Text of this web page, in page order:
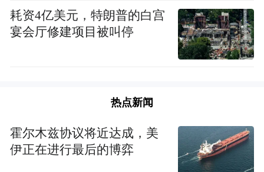
极目新闻记者打开中央气象台网站发现，12
日，湖北多地实时气温轮流登上全国气温榜
三地以高温挤入前十，其中通山位列全国气
居第6。
耗资4亿美元，特朗普的白宫
宴会厅修建项目被叫停
热点新闻
霍尔木兹协议将近达成，美
伊正在进行最后的博弈